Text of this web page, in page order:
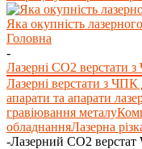
Яка окупність
Головна
-
Лазерні СО2 верстати
Лазерні верстати з ЧПК
апарати та апарати
гравіювання металу
обладнанняЛазерна
-Лазерний СО2 верстат